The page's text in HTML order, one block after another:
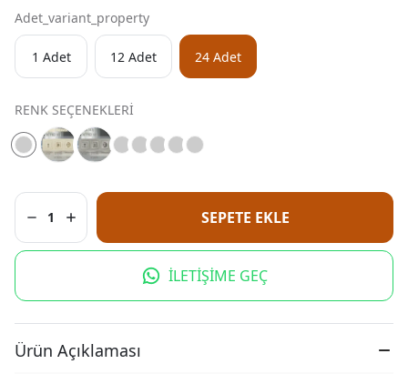
Adet_variant_property
1 Adet 12 Adet 24 Adet
RENK SEÇENEKLERİ
1 SEPETE EKLE
İLETİŞİME GEÇ
Ürün Açıklaması